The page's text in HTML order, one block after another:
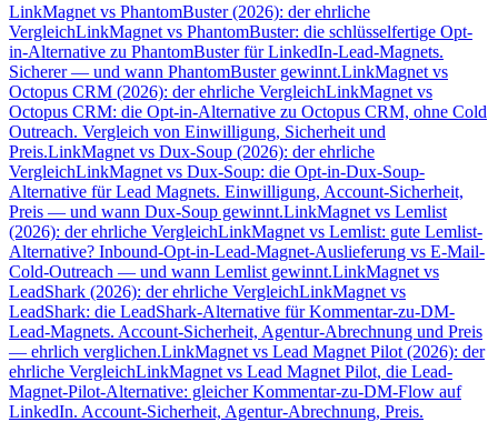
LinkMagnet vs PhantomBuster (2026): der ehrliche
VergleichLinkMagnet vs PhantomBuster: die schlüsselfertige Opt-
in-Alternative zu PhantomBuster für LinkedIn-Lead-Magnets.
Sicherer — und wann PhantomBuster gewinnt.LinkMagnet vs
Octopus CRM (2026): der ehrliche VergleichLinkMagnet vs
Octopus CRM: die Opt-in-Alternative zu Octopus CRM, ohne Cold
Outreach. Vergleich von Einwilligung, Sicherheit und
Preis.LinkMagnet vs Dux-Soup (2026): der ehrliche
VergleichLinkMagnet vs Dux-Soup: die Opt-in-Dux-Soup-
Alternative für Lead Magnets. Einwilligung, Account-Sicherheit,
Preis — und wann Dux-Soup gewinnt.LinkMagnet vs Lemlist
(2026): der ehrliche VergleichLinkMagnet vs Lemlist: gute Lemlist-
Alternative? Inbound-Opt-in-Lead-Magnet-Auslieferung vs E-Mail-
Cold-Outreach — und wann Lemlist gewinnt.LinkMagnet vs
LeadShark (2026): der ehrliche VergleichLinkMagnet vs
LeadShark: die LeadShark-Alternative für Kommentar-zu-DM-
Lead-Magnets. Account-Sicherheit, Agentur-Abrechnung und Preis
— ehrlich verglichen.LinkMagnet vs Lead Magnet Pilot (2026): der
ehrliche VergleichLinkMagnet vs Lead Magnet Pilot, die Lead-
Magnet-Pilot-Alternative: gleicher Kommentar-zu-DM-Flow auf
LinkedIn. Account-Sicherheit, Agentur-Abrechnung, Preis.